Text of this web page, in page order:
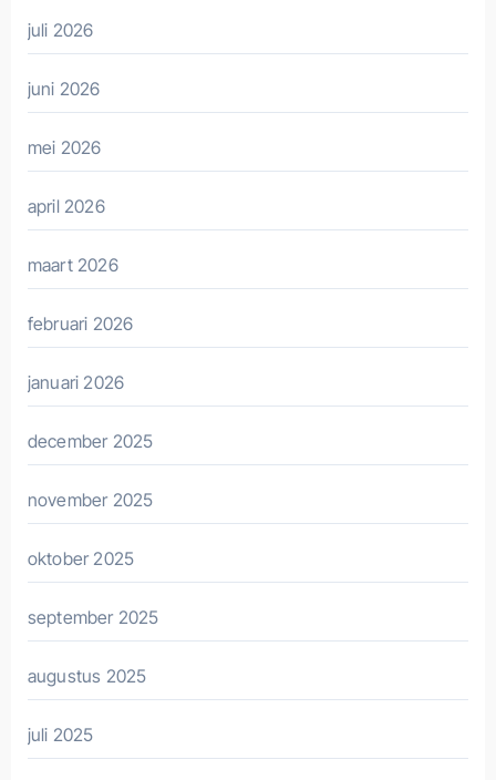
juli 2026
juni 2026
mei 2026
april 2026
maart 2026
februari 2026
januari 2026
december 2025
november 2025
oktober 2025
september 2025
augustus 2025
juli 2025